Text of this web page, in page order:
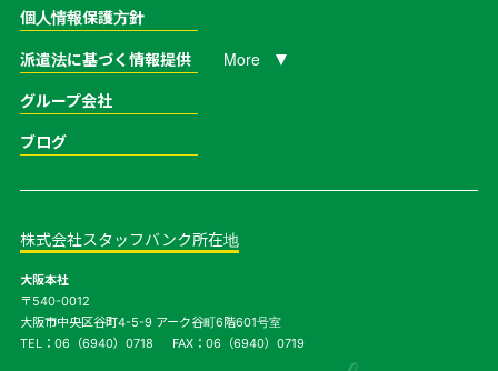
個人情報保護方針
派遣法に基づく情報提供 More
グループ会社
ブログ
株式会社スタッフバンク所在地
大阪本社
〒540-0012
大阪市中央区谷町4-5-9 アーク谷町6階601号室
TEL： 06（6940）0718 FAX：06（6940）0719